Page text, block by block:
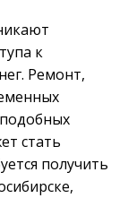
к
Ремонт,
стать
получить